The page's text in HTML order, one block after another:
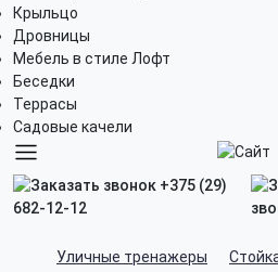
Крыльцо
Дровницы
Мебель в стиле Лофт
Беседки
Террасы
Садовые качели
+375 (29)
682-12-12
Уличные тренажеры